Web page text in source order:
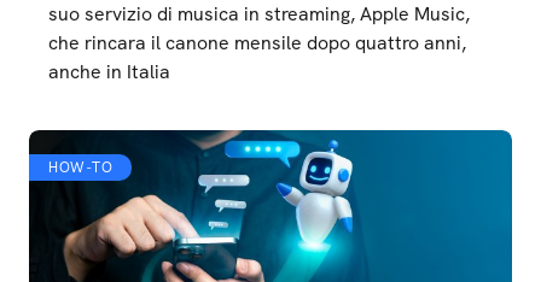
suo servizio di musica in streaming, Apple Music,
che rincara il canone mensile dopo quattro anni,
anche in Italia
HOW-TO